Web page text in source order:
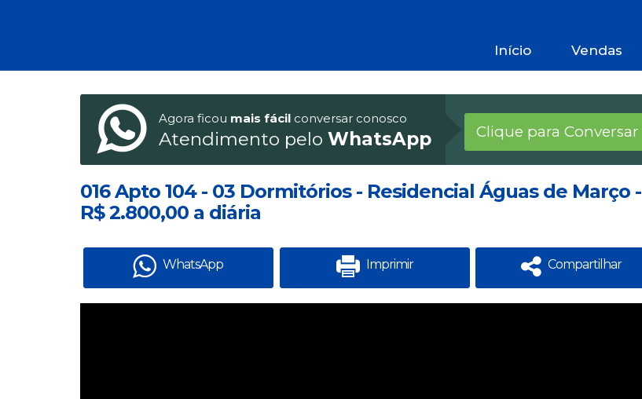
Vendas
Início
Agora ficou mais fácil conversar conosco
Atendimento pelo WhatsApp Clique para Conversar
016 Apto 104 - 03 Dormitórios - Residencial Águas de Março -
R$ 2.800,00 a diária
WhatsApp Imprimir Compartilhar